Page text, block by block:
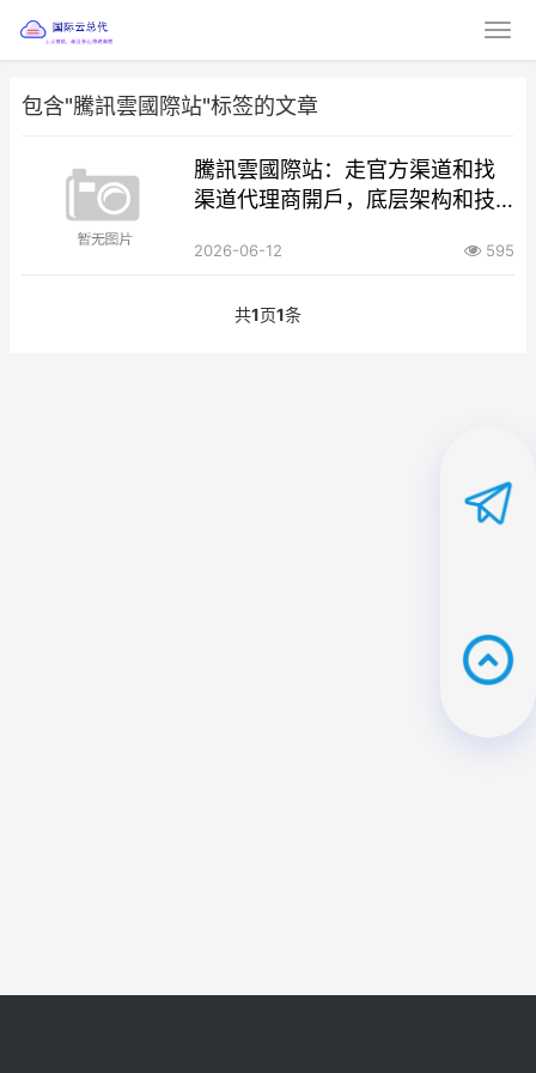
包含"騰訊雲國際站"标签的文章
騰訊雲國際站：走官方渠道和找
渠道代理商開戶，底层架构和技
2026-06-12 595
共1页1条